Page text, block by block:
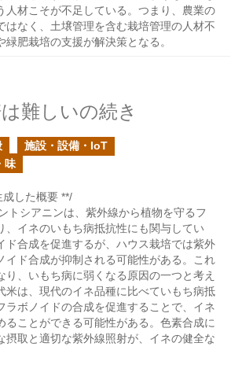
人材こそが不足している。つまり、農業の
はなく、土壌管理を含む栽培管理の人材不
肥栽培の支援が解決策となる。
難しいの続き
施設・設備・IoT
味
成した概要 **/
トシアニンは、紫外線から植物を守るフ
、イネのいもち病抵抗性にも関与してい
ド合成を促進するが、ハウス栽培では紫外
イド合成が抑制される可能性がある。これ
り、いもち病に弱くなる原因の一つと考え
米は、現代のイネ品種に比べていもち病抵
ラボノイドの合成を促進することで、イネ
ることができる可能性がある。色素合成に
摂取と適切な紫外線照射が、イネの健全な